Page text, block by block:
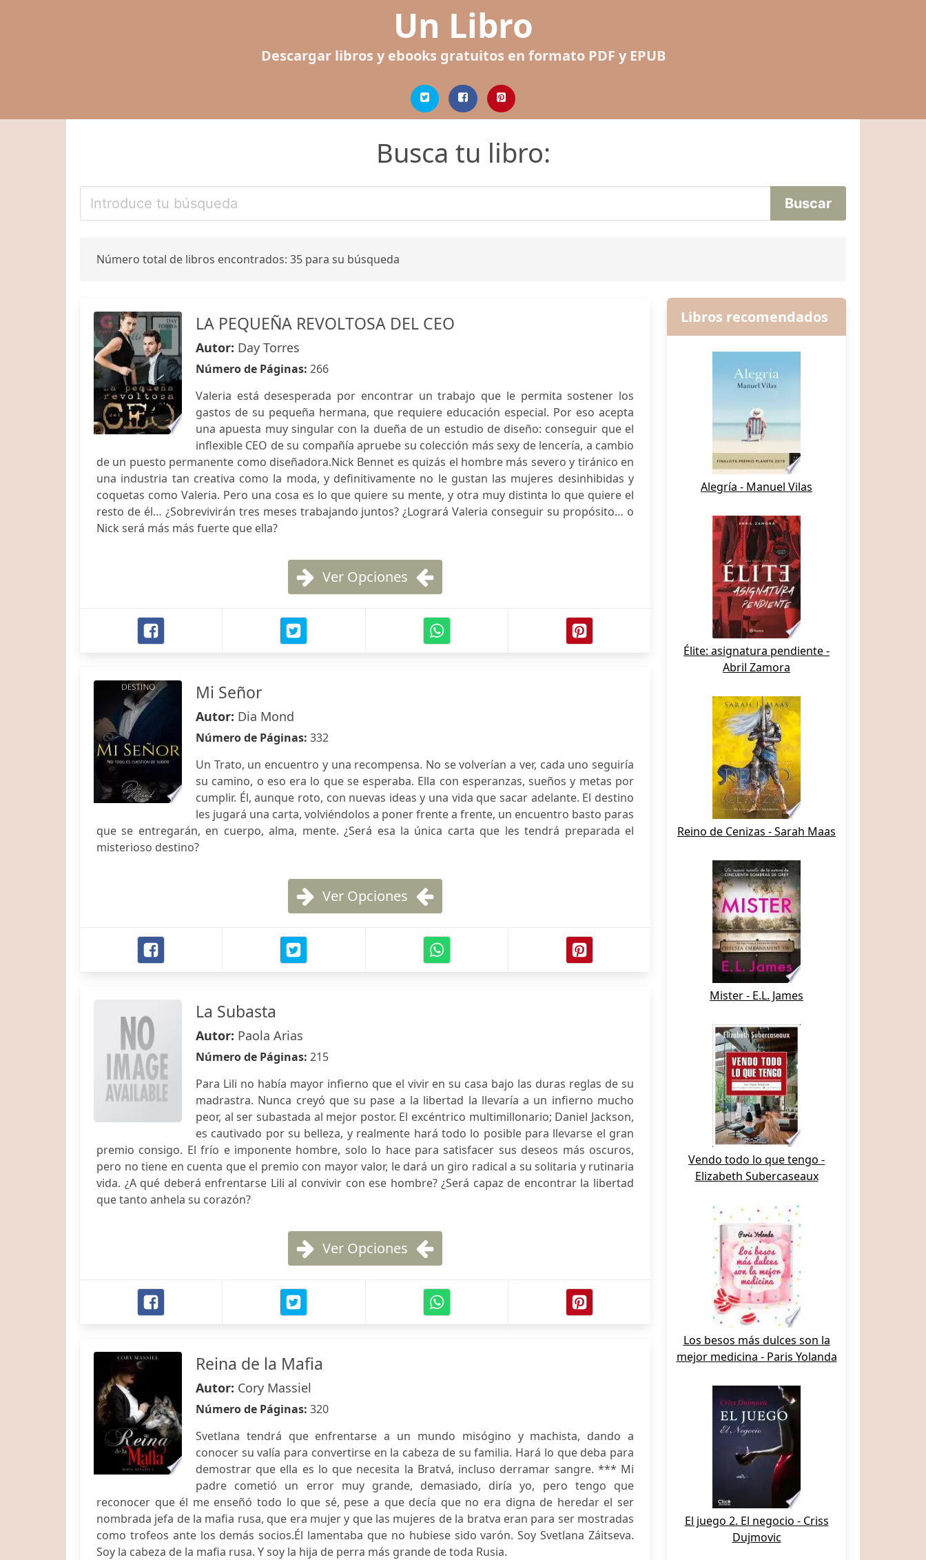
Un Libro
Descargar libros y ebooks gratuitos en formato PDF y EPUB
Busca tu libro:
Número total de libros encontrados: 35 para su búsqueda
LA PEQUEÑA REVOLTOSA DEL CEO
Autor: Day Torres
Número de Páginas: 266
Valeria está desesperada por encontrar un trabajo que le permita sostener los
gastos de su pequeña hermana, que requiere educación especial. Por eso acepta
una apuesta muy singular con la dueña de un estudio de diseño: conseguir que el
inflexible CEO de su compañía apruebe su colección más sexy de lencería, a cambio
de un puesto permanente como diseñadora.Nick Bennet es quizás el hombre más severo y tiránico en
una industria tan creativa como la moda, y definitivamente no le gustan las mujeres desinhibidas y
coquetas como Valeria. Pero una cosa es lo que quiere su mente, y otra muy distinta lo que quiere el
resto de él… ¿Sobrevivirán tres meses trabajando juntos? ¿Logrará Valeria conseguir su propósito… o
Nick será más más fuerte que ella?
Ver Opciones
Mi Señor
Autor: Dia Mond
Número de Páginas: 332
Un Trato, un encuentro y una recompensa. No se volverían a ver, cada uno seguiría
su camino, o eso era lo que se esperaba. Ella con esperanzas, sueños y metas por
cumplir. Él, aunque roto, con nuevas ideas y una vida que sacar adelante. El destino
les jugará una carta, volviéndolos a poner frente a frente, un encuentro basto paras
que se entregarán, en cuerpo, alma, mente. ¿Será esa la única carta que les tendrá preparada el
misterioso destino?
Ver Opciones
La Subasta
Autor: Paola Arias
Número de Páginas: 215
Para Lili no había mayor infierno que el vivir en su casa bajo las duras reglas de su
madrastra. Nunca creyó que su pase a la libertad la llevaría a un infierno mucho
peor, al ser subastada al mejor postor. El excéntrico multimillonario; Daniel Jackson,
es cautivado por su belleza, y realmente hará todo lo posible para llevarse el gran
premio consigo. El frío e imponente hombre, solo lo hace para satisfacer sus deseos más oscuros,
pero no tiene en cuenta que el premio con mayor valor, le dará un giro radical a su solitaria y rutinaria
vida. ¿A qué deberá enfrentarse Lili al convivir con ese hombre? ¿Será capaz de encontrar la libertad
que tanto anhela su corazón?
Ver Opciones
Reina de la Mafia
Autor: Cory Massiel
Número de Páginas: 320
Svetlana tendrá que enfrentarse a un mundo misógino y machista, dando a
conocer su valía para convertirse en la cabeza de su familia. Hará lo que deba para
demostrar que ella es lo que necesita la Bratvá, incluso derramar sangre. *** Mi
padre cometió un error muy grande, demasiado, diría yo, pero tengo que
reconocer que él me enseñó todo lo que sé, pese a que decía que no era digna de heredar el ser
nombrada jefa de la mafia rusa, que era mujer y que las mujeres de la bratva eran para ser mostradas
como trofeos ante los demás socios.Él lamentaba que no hubiese sido varón. Soy Svetlana Záitseva.
Soy la cabeza de la mafia rusa. Y soy la hija de perra más grande de toda Rusia.
Libros recomendados
Alegría - Manuel Vilas
Élite: asignatura pendiente -
Abril Zamora
Reino de Cenizas - Sarah Maas
Mister - E.L. James
Vendo todo lo que tengo -
Elizabeth Subercaseaux
Los besos más dulces son la
mejor medicina - Paris Yolanda
El juego 2. El negocio - Criss
Dujmovic